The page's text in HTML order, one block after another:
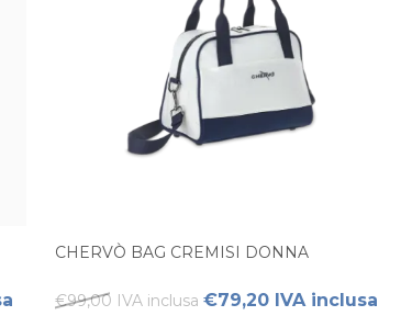
CHERVÒ BAG CREMISI DONNA
€99,00 IVA inclusa €79,20 IVA inclusa